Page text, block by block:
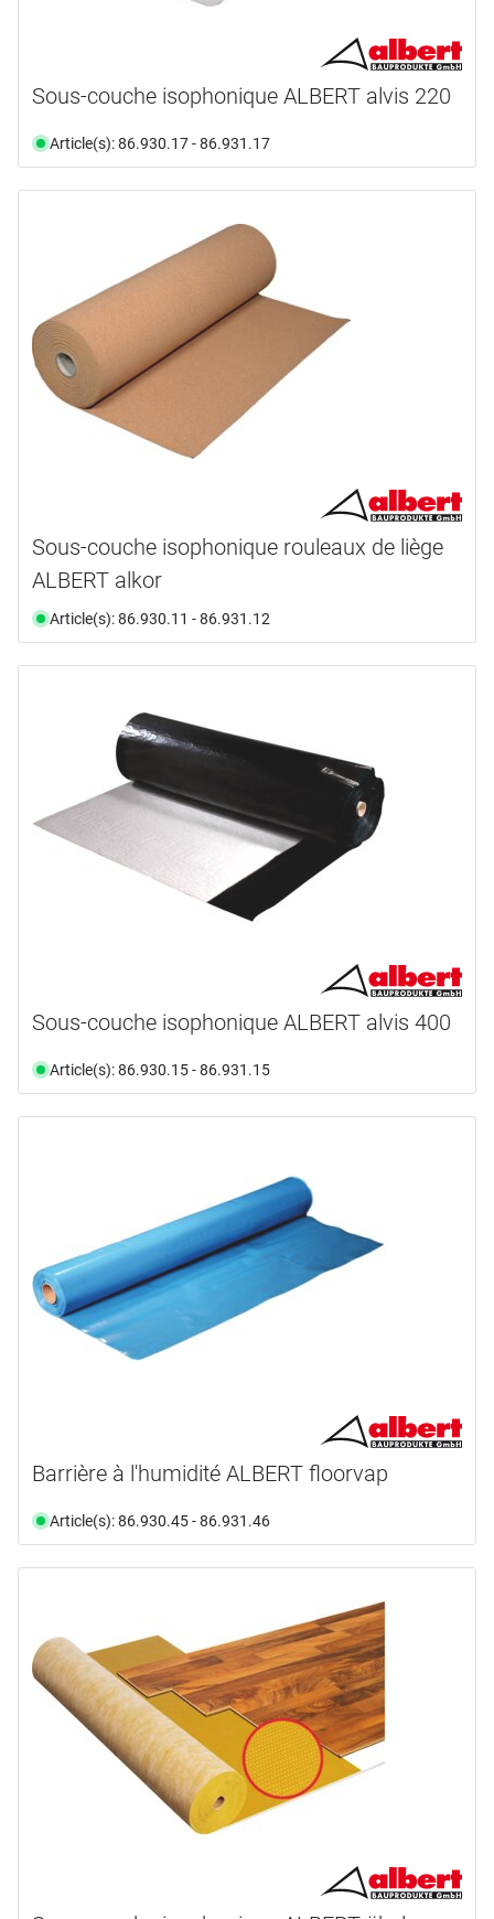
Sous-couche isophonique ALBERT alvis 220
Article(s): 86.930.17 - 86.931.17
Sous-couche isophonique rouleaux de liège
ALBERT alkor
Article(s): 86.930.11 - 86.931.12
Sous-couche isophonique ALBERT alvis 400
Article(s): 86.930.15 - 86.931.15
Barrière à l'humidité ALBERT floorvap
Article(s): 86.930.45 - 86.931.46